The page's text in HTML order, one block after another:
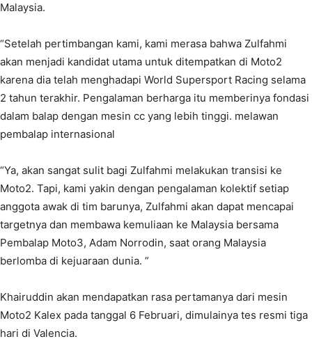
Malaysia.
“Setelah pertimbangan kami, kami merasa bahwa Zulfahmi
akan menjadi kandidat utama untuk ditempatkan di Moto2
karena dia telah menghadapi World Supersport Racing selama
2 tahun terakhir. Pengalaman berharga itu memberinya fondasi
dalam balap dengan mesin cc yang lebih tinggi. melawan
pembalap internasional
“Ya, akan sangat sulit bagi Zulfahmi melakukan transisi ke
Moto2. Tapi, kami yakin dengan pengalaman kolektif setiap
anggota awak di tim barunya, Zulfahmi akan dapat mencapai
targetnya dan membawa kemuliaan ke Malaysia bersama
Pembalap Moto3, Adam Norrodin, saat orang Malaysia
berlomba di kejuaraan dunia. ”
Khairuddin akan mendapatkan rasa pertamanya dari mesin
Moto2 Kalex pada tanggal 6 Februari, dimulainya tes resmi tiga
hari di Valencia.